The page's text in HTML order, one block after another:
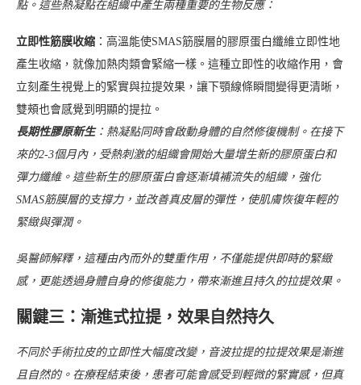
點。這些熱凝點在組織中產生兩種重要的生物反應：
立即性筋膜收縮 ：高溫能使SMAS筋膜層的膠原蛋白纖維立即性地
產生收縮，就像加熱肉類會緊縮一樣。這種立即性的收縮作用，會
立刻產生視覺上的緊實與拉提效果，讓下顎線條瞬間變得更清晰，
雙頰也會感覺到明顯的提拉。
長期性膠原新生：熱凝點同時會啟動身體的自然修復機制。在接下
來的2-3個月內，受熱刺激的組織會開始大量增生新的膠原蛋白和
彈力纖維。這些新生的膠原蛋白會逐漸填補流失的組織，強化
SMAS筋膜層的支撐力，並改善真皮層的彈性，使肌膚恢復年輕的
緊緻與彈潤。
吳醫師解釋，這種由內而外的雙重作用，不僅能提供即時的緊緻
感，更能透過身體自身的修復能力，帶來漸進且持久的拉提效果。
關鍵三：漸進式拉提，效果自然持久
不同於手術拉皮的立即性大幅度改變，音波拉提的拉提效果是漸進
且自然的。在療程結束後，患者可能會感受到輕微的緊實感，但真